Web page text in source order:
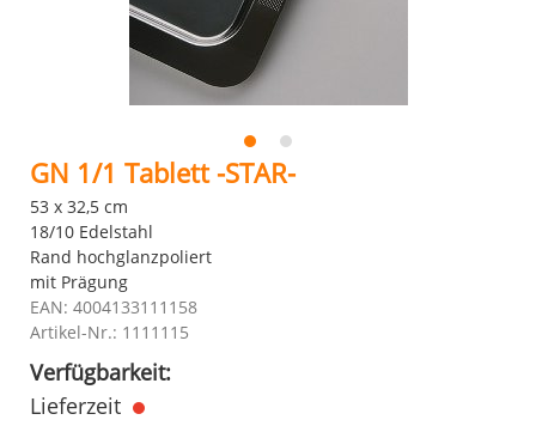
GN 1/1 Tablett -STAR-
53 x 32,5 cm
18/10 Edelstahl
Rand hochglanzpoliert
mit Prägung
EAN: 4004133111158
Artikel-Nr.: 1111115
Verfügbarkeit:
Lieferzeit